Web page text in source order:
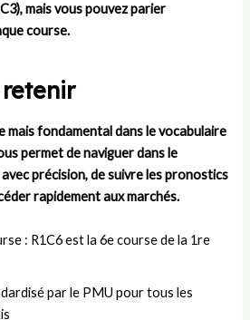
mais vous pouvez parier
course.
retenir
mais fondamental dans le vocabulaire
permet de naviguer dans le
précision, de suivre les pronostics
rapidement aux marchés.
: R1C6 est la 6e course de la 1re
par le PMU pour tous les